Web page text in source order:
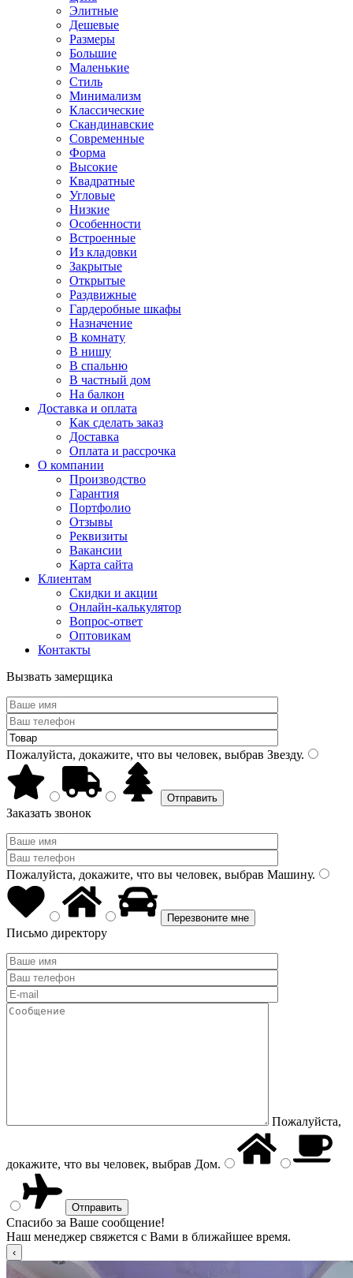
Элитные
Дешевые
Размеры
Большие
Маленькие
Стиль
Минимализм
Классические
Скандинавские
Современные
Форма
Высокие
Квадратные
Угловые
Низкие
Особенности
Встроенные
Из кладовки
Закрытые
Открытые
Раздвижные
Гардеробные шкафы
Назначение
В комнату
В нишу
В спальню
В частный дом
На балкон
Доставка и оплата
Как сделать заказ
Доставка
Оплата и рассрочка
О компании
Производство
Гарантия
Портфолио
Отзывы
Реквизиты
Вакансии
Карта сайта
Клиентам
Скидки и акции
Онлайн-калькулятор
Вопрос-ответ
Оптовикам
Контакты
Вызвать замерщика
Пожалуйста, докажите, что вы человек, выбрав Звезду.
Заказать звонок
Пожалуйста, докажите, что вы человек, выбрав Машину.
Письмо директору
Пожалуйста,
докажите, что вы человек, выбрав Дом.
Спасибо за Ваше сообщение!
Наш менеджер свяжется с Вами в ближайшее время.